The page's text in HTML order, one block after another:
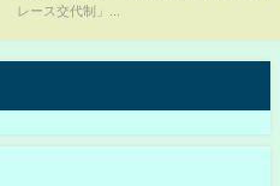
レース交代制」...